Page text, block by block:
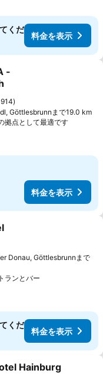
くだ
料金を表示
に追加
-
914
Göttlesbrunnまで19.0 km
拠点として最適です料金を
料金を表示
に追加
Donau, Göttlesbrunnまで
ランとバー
くだ
料金を表示
りに追加
Hainburg